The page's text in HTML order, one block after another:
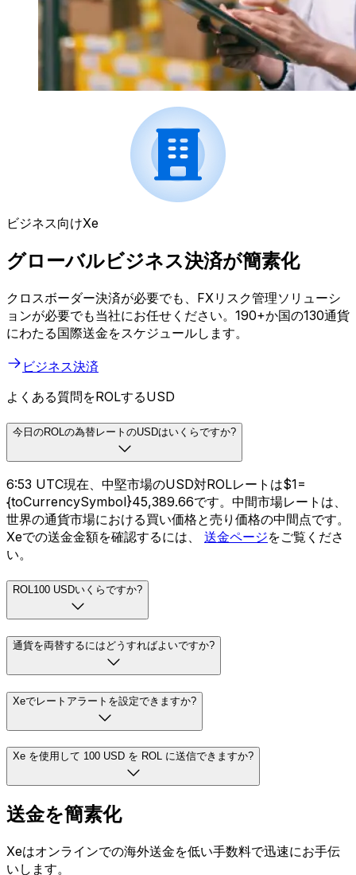
ビジネス向けXe
グローバルビジネス決済が簡素化
クロスボーダー決済が必要でも、FXリスク管理ソリューシ
ョンが必要でも当社にお任せください。190+か国の130通貨
にわたる国際送金をスケジュールします。
ビジネス決済
よくある質問をROLするUSD
今日のROLの為替レートのUSDはいくらですか?
6:53 UTC現在、中堅市場のUSD対ROLレートは$1=
{toCurrencySymbol}45,389.66です。中間市場レートは、
世界の通貨市場における買い価格と売り価格の中間点です。
Xeでの送金金額を確認するには、 送金ページをご覧くださ
い。
ROL100 USDいくらですか?
通貨を両替するにはどうすればよいですか?
Xeでレートアラートを設定できますか?
Xe を使用して 100 USD を ROL に送信できますか?
送金を簡素化
Xeはオンラインでの海外送金を低い手数料で迅速にお手伝
いします。